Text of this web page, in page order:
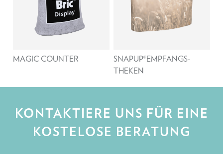
MAGIC COUNTER
SNAPUP®EMPFANGS-
THEKEN
KONTAKTIERE UNS FÜR EINE
KOSTELOSE BERATUNG